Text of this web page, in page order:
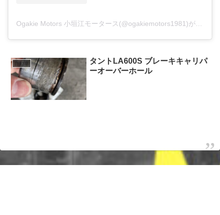
自動車
タントLA600S ブレーキキャリパ
ーオーバーホール